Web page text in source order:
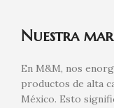
Nuestra
En M&M, nos
productos de alta
México. Esto